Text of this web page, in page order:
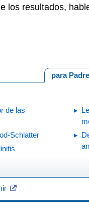
los resultados,
para
de las
Schlatter